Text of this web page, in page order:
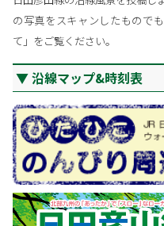
の写真をスキャンしたもので
て」をご覧ください。
沿線マップ&時刻表